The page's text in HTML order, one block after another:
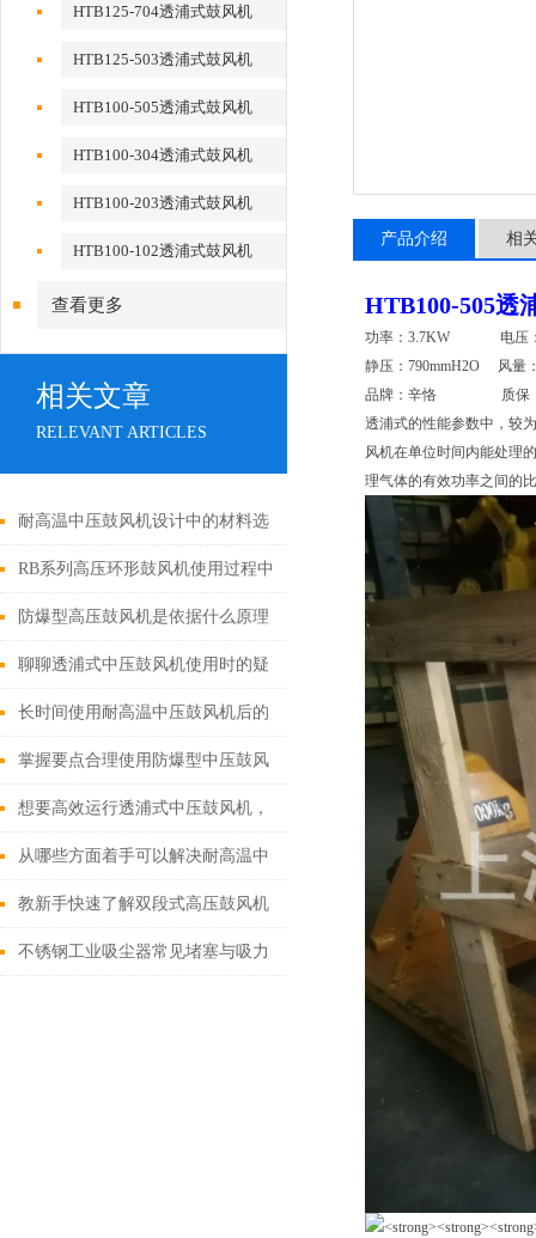
HTB125-704透浦式鼓风机
HTB125-503透浦式鼓风机
HTB100-505透浦式鼓风机
HTB100-304透浦式鼓风机
HTB100-203透浦式鼓风机
HTB100-102透浦式鼓风机
查看更多
相关文章
RELEVANT ARTICLES
耐高温中压鼓风机设计中的材料选
择与优化
RB系列高压环形鼓风机使用过程中
几种不正常现象的解析
防爆型高压鼓风机是依据什么原理
进行工作的？
聊聊透浦式中压鼓风机使用时的疑
难杂症
长时间使用耐高温中压鼓风机后的
维护保养不可忽视
掌握要点合理使用防爆型中压鼓风
机
想要高效运行透浦式中压鼓风机，
不懂这些可不行
从哪些方面着手可以解决耐高温中
压鼓风机失灵?
教新手快速了解双段式高压鼓风机
不锈钢工业吸尘器常见堵塞与吸力
产品介绍 相
HTB100-505透
功率：3.7KW 电压
静压：790mmH2O 风量
品牌：辛恪 质保
透浦式的性能参数中，较
风机在单位时间内能处理
理气体的有效功率之间的